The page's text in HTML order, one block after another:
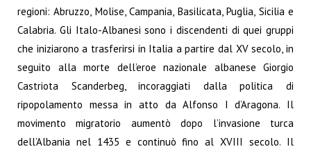
regioni: Abruzzo, Molise, Campania, Basilicata, Puglia, Sicilia e
Calabria. Gli Italo-Albanesi sono i discendenti di quei gruppi
che iniziarono a trasferirsi in Italia a partire dal XV secolo, in
seguito alla morte dell’eroe nazionale albanese Giorgio
Castriota Scanderbeg, incoraggiati dalla politica di
ripopolamento messa in atto da Alfonso I d’Aragona. Il
movimento migratorio aumentò dopo l’invasione turca
dell’Albania nel 1435 e continuò fino al XVIII secolo. Il